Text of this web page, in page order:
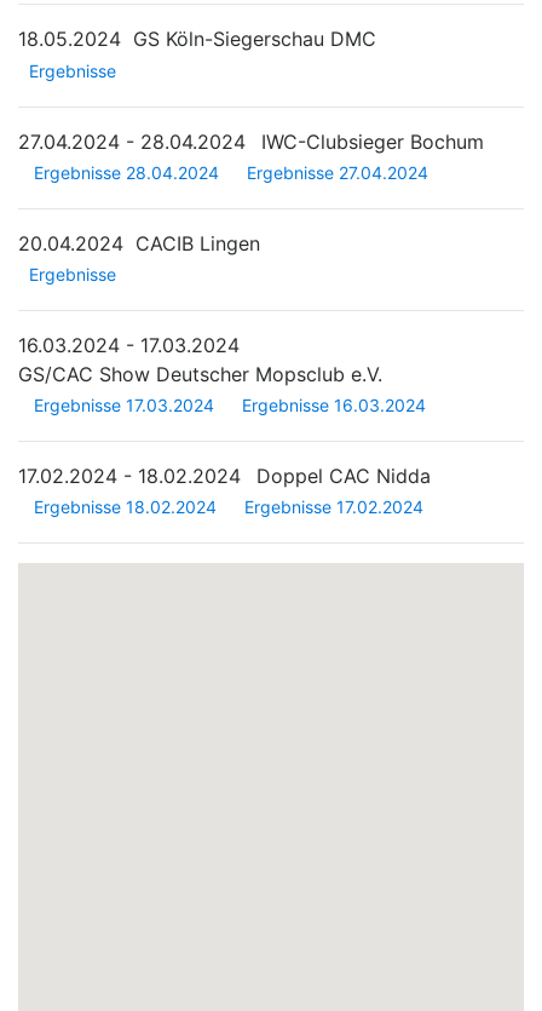
18.05.2024 GS Köln-Siegerschau DMC
Ergebnisse
27.04.2024 - 28.04.2024 IWC-Clubsieger Bochum
Ergebnisse 28.04.2024 Ergebnisse 27.04.2024
20.04.2024 CACIB Lingen
Ergebnisse
16.03.2024 - 17.03.2024
GS/CAC Show Deutscher Mopsclub e.V.
Ergebnisse 17.03.2024 Ergebnisse 16.03.2024
17.02.2024 - 18.02.2024 Doppel CAC Nidda
Ergebnisse 18.02.2024 Ergebnisse 17.02.2024